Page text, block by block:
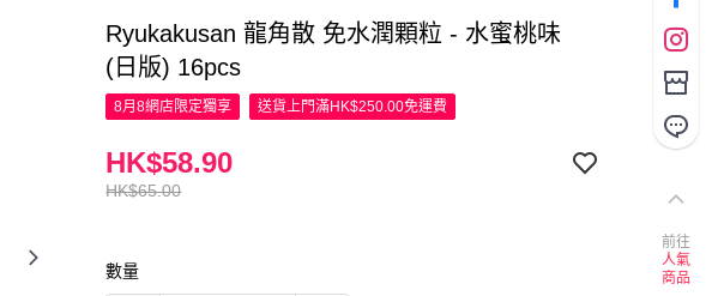
Ryukakusan 龍角散 免水潤顆粒 - 水蜜桃味
(日版) 16pcs
8月8網店限定獨享 送貨上門滿HK$250.00免運費
HK$65.00
HK$58.90
數量
前往
人氣
商品